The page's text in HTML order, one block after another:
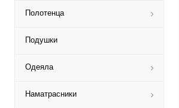
Полотенца
Подушки
Одеяла
Наматрасники